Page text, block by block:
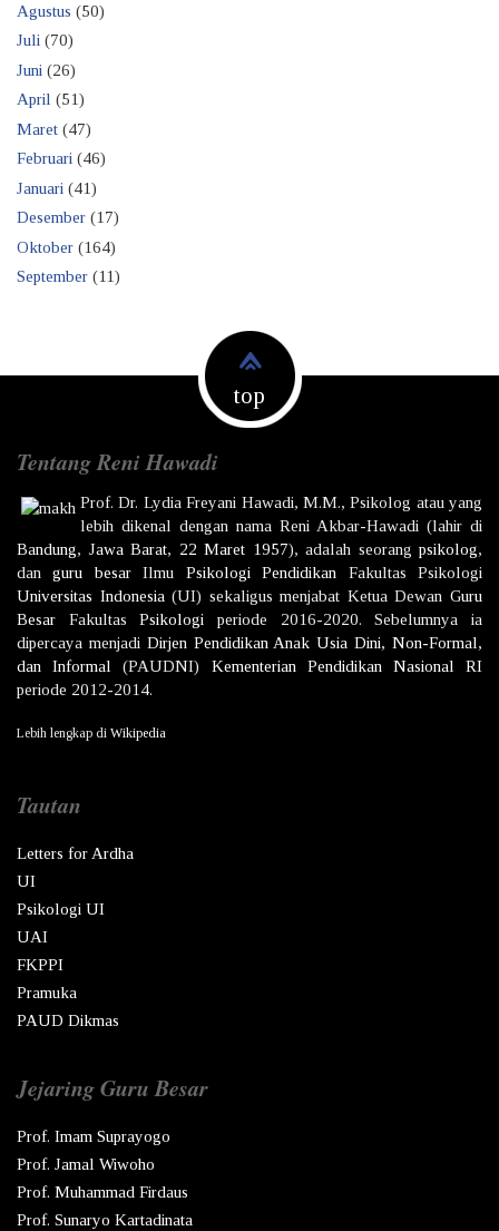
Agustus (50)
Juli (70)
Juni (26)
April (51)
Maret (47)
Februari (46)
Januari (41)
Desember (17)
Oktober (164)
September (11)
top
Tentang Reni Hawadi
Prof. Dr. Lydia Freyani Hawadi, M.M., Psikolog atau yang
lebih dikenal dengan nama Reni Akbar-Hawadi (lahir di
Bandung, Jawa Barat, 22 Maret 1957), adalah seorang psikolog,
danguru besarIlmu Psikologi Pendidikan Fakultas Psikologi
Universitas Indonesia (UI) sekaligus menjabat Ketua DewanGuru
Besar FakultasPsikologi periode 2016-2020. Sebelumnya ia
dipercaya menjadi Dirjen Pendidikan Anak Usia Dini, Non-Formal,
dan Informal
(PAUDNI) Kementerian Pendidikan Nasional
RI
periode 2012-2014.
Lebih lengkap di Wikipedia
Tautan
Letters for Ardha
UI
Psikologi UI
UAI
FKPPI
Pramuka
PAUD Dikmas
Jejaring Guru Besar
Prof. Imam Suprayogo
Prof. Jamal Wiwoho
Prof. Muhammad Firdaus
Prof. Sunaryo Kartadinata